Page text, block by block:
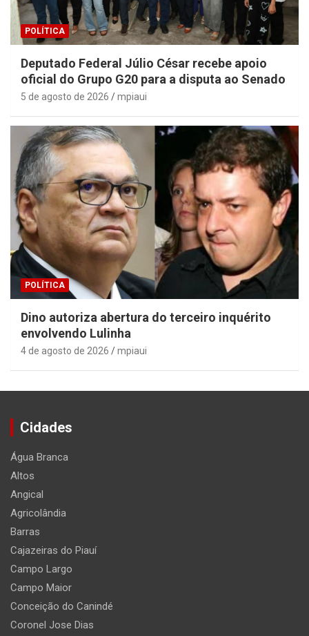
POLÍTICA
Deputado Federal Júlio César recebe apoio
oficial do Grupo G20 para a disputa ao Senado
5 de agosto de 2026 mpiaui
POLÍTICA
Dino autoriza abertura do terceiro inquérito
envolvendo Lulinha
4 de agosto de 2026 mpiaui
Cidades
Água Branca
Altos
Angical
Agricolândia
Barras
Cajazeiras do Piauí
Campo Largo
Campo Maior
Conceição do Canindé
Coronel Jose Dias